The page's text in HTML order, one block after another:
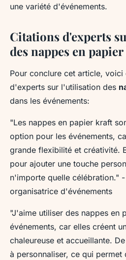
une variété d'événements.
Citations d'experts
des nappes en
Pour conclure cet article, voici
d'experts sur l'utilisation des
dans les événements:
"Les nappes en papier kraft
option pour les événements,
grande flexibilité et créativité.
pour ajouter une touche
n'importe quelle célébration." -
organisatrice d'événements
"J'aime utiliser des nappes en
événements, car elles créent
chaleureuse et accueillante.
à personnaliser, ce qui permet